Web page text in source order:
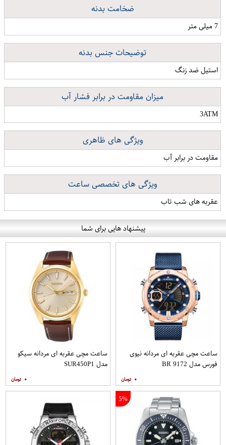
ضخامت بدنه
7 میلی متر
توضیحات جنس بدنه
استیل ضد زنگ
میزان مقاومت در برابر فشار آب
3ATM
ویژگی های ظاهری
مقاومت در برابر آب
ویژگی های تخصصی ساعت
عقربه های شب تاب
پیشنهاد هایی برای شما
ساعت مچی عقربه ای مردانه نیوی
فورس مدل 9172 BR
۰
ساعت مچی عقربه ای مردانه سیکو
مدل SUR450P1
۰
5%